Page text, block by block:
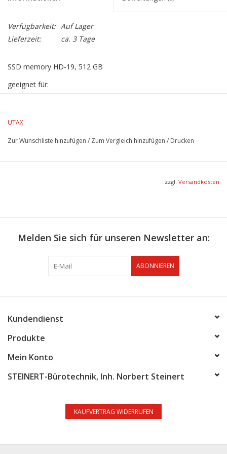
Verfügbarkeit: Auf Lager
Lieferzeit:
ca. 3 Tage
SSD memory HD-19, 512 GB
geeignet für:
UTAX 358ci/ 458ci
UTAX P-3241i MFP
UTAX
Zur Wunschliste hinzufügen / Zum Vergleich hinzufügen / Drucken
zzgl. Versandkosten
Melden Sie sich für unseren Newsletter an:
ABONNIEREN
Kundendienst
Produkte
Mein Konto
STEINERT-Bürotechnik, Inh. Norbert Steinert
KAUFVERTRAG WIDERRUFEN